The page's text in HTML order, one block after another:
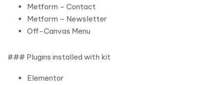
Metform – Contact
Metform – Newsletter
Off-Canvas Menu
### Plugins installed with kit
Elementor